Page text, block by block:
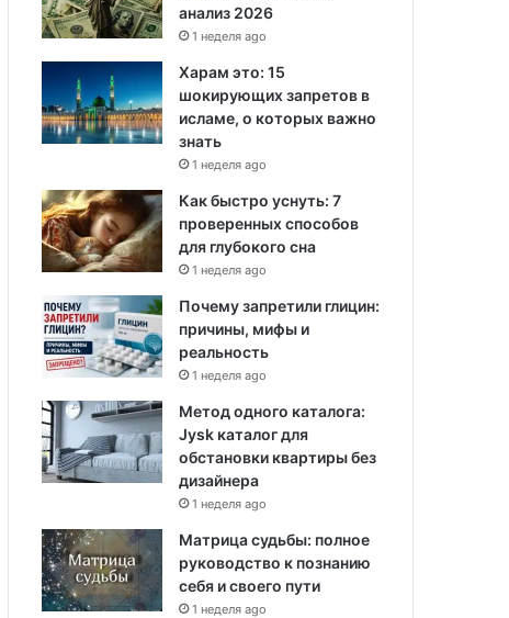
анализ 2026
1 неделя ago
Харам это: 15
шокирующих запретов в
исламе, о которых важно
знать
1 неделя ago
Как быстро уснуть: 7
проверенных способов
для глубокого сна
1 неделя ago
Почему запретили глицин:
причины, мифы и
реальность
1 неделя ago
Метод одного каталога:
Jysk каталог для
обстановки квартиры без
дизайнера
1 неделя ago
Матрица судьбы: полное
руководство к познанию
себя и своего пути
1 неделя ago